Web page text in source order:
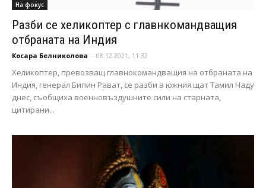
На фокус
Разби се хеликоптер с главнкомандващия
отбраната на Индия
Косара Белниколова - 08.12.2021, 11:32
Хеликоптер, превозващ главнокомандващия на отбраната на
Индия, генерал Бипин Рават, се разби в южния щат Тамил Наду
днес, съобщиха военновъздушните сили на старната,
цитирани...